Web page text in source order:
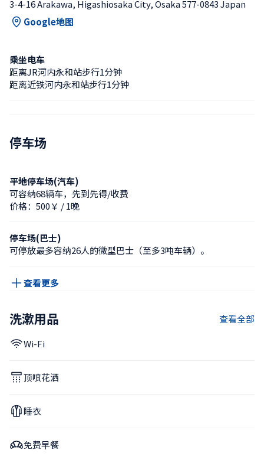
3-4-16 Arakawa, Higashiosaka City, Osaka 577-0843 Japan
Google地图
乘坐电车
距离JR河内永和站步行1分钟
距离近铁河内永和站步行1分钟
停车场
平地停车场(汽车)
可容纳68辆车，先到先得/收费
价格：500￥ / 1晚
停车场(巴士)
可停放最多容纳26人的微型巴士（至多3吨车辆）。
查看更多
洗漱用品 查看全部
Wi-Fi
顶喷花洒
睡衣
免费早餐